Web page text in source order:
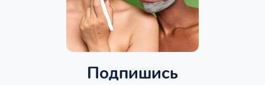
Подпишись